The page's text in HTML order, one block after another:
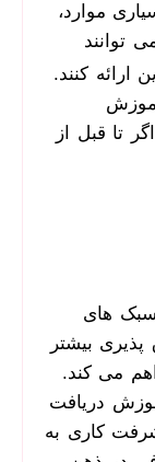
موارد،
­توانند
ارائه کنند.
تا قبل از
سبک­ های
بیشتر
می­ کند.
دریافت
کاری به